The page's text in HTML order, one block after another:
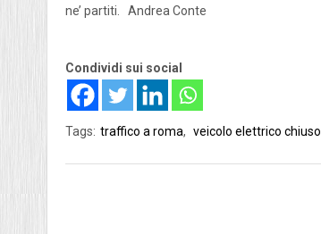
ne’ partiti. Andrea Conte
Condividi sui social
Tags: traffico a roma, veicolo elettrico chiuso